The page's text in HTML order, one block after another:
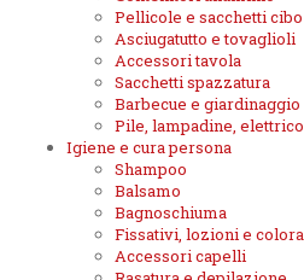
Pellicole e sacchetti cibo
Asciugatutto e tovaglioli
Accessori tavola
Sacchetti spazzatura
Barbecue e giardinaggio
Pile, lampadine, elettrico
Igiene e cura persona
Shampoo
Balsamo
Bagnoschiuma
Fissativi, lozioni e
Accessori capelli